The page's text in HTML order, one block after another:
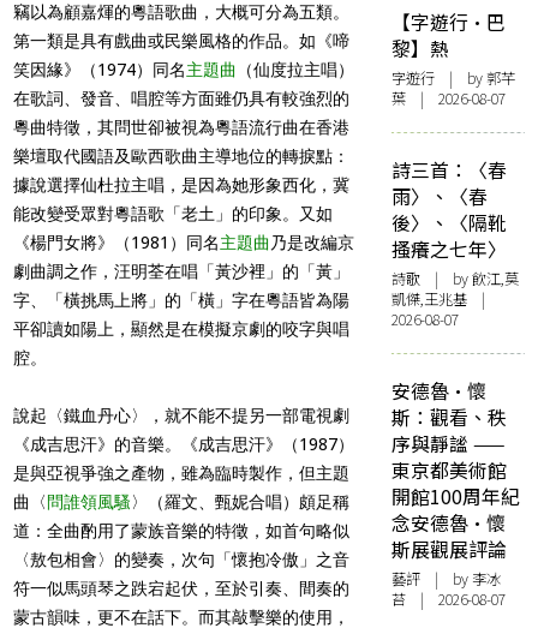
竊以為顧嘉煇的粵語歌曲，大概可分為五類。
第一類是具有戲曲或民樂風格的作品。如《啼
笑因緣》（1974）同名主題曲
（仙度拉主唱）
在歌詞、發音、唱腔等方面雖仍具有較強烈的
粵曲特徵，其問世卻被視為粵語流行曲在香港
樂壇取代國語及歐西歌曲主導地位的轉捩點：
據說選擇仙杜拉主唱，是因為她形象西化，冀
能改變受眾對粵語歌「老土」的印象。又如
《楊門女將》（1981）同名主題曲 乃是改編京
劇曲調之作，汪明荃在唱「黃沙裡」的「黃」
字、「橫挑馬上將」的「橫」字在粵語皆為陽
平卻讀如陽上，顯然是在模擬京劇的咬字與唱
腔。
說起〈鐵血丹心〉，就不能不提另一部電視劇
《成吉思汗》的音樂。《成吉思汗》（1987）
是與亞視爭強之產物，雖為臨時製作，但主題
曲〈 問誰領風騷〉（羅文、甄妮合唱）頗足稱
道：全曲酌用了蒙族音樂的特徵，如首句略似
〈敖包相會〉的變奏，次句「懷抱冷傲」之音
符一似馬頭琴之跌宕起伏，至於引奏、間奏的
蒙古韻味，更不在話下。而其敲擊樂的使用，
【字遊行·巴
黎】熱
字遊行 | by 郭芊
葉 | 2026-08-07
詩三首：〈春
雨〉、〈春
後〉、〈隔靴
搔癢之七年〉
詩歌 | by 飲江,莫
凱傑,王兆基 |
2026-08-07
安德魯·懷
斯：觀看、秩
序與靜謐 ——
東京都美術館
開館100周年紀
念安德魯·懷
斯展觀展評論
藝評 | by 李冰
苔 | 2026-08-07